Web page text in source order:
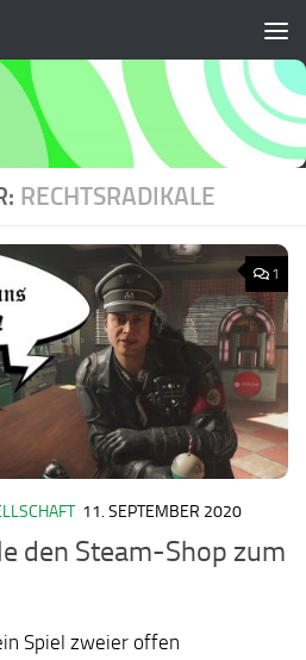
RECHTSRADIKALE
1
11. SEPTEMBER 2020
den Steam-Shop zum
Spiel zweier offen